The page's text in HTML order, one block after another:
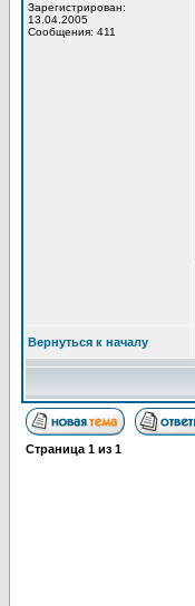
Зарегистрирован:
13.04.2005
Сообщения: 411
Вернуться к началу
Страница 1 из 1